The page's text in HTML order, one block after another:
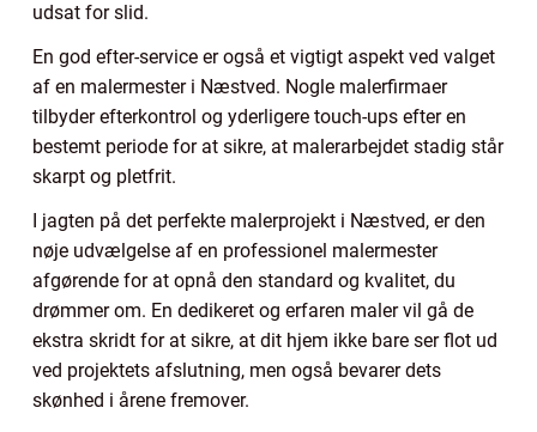
udsat for slid.
En god efter-service er også et vigtigt aspekt ved valget
af en malermester i Næstved. Nogle malerfirmaer
tilbyder efterkontrol og yderligere touch-ups efter en
bestemt periode for at sikre, at malerarbejdet stadig står
skarpt og pletfrit.
I jagten på det perfekte malerprojekt i Næstved, er den
nøje udvælgelse af en professionel malermester
afgørende for at opnå den standard og kvalitet, du
drømmer om. En dedikeret og erfaren maler vil gå de
ekstra skridt for at sikre, at dit hjem ikke bare ser flot ud
ved projektets afslutning, men også bevarer dets
skønhed i årene fremover.